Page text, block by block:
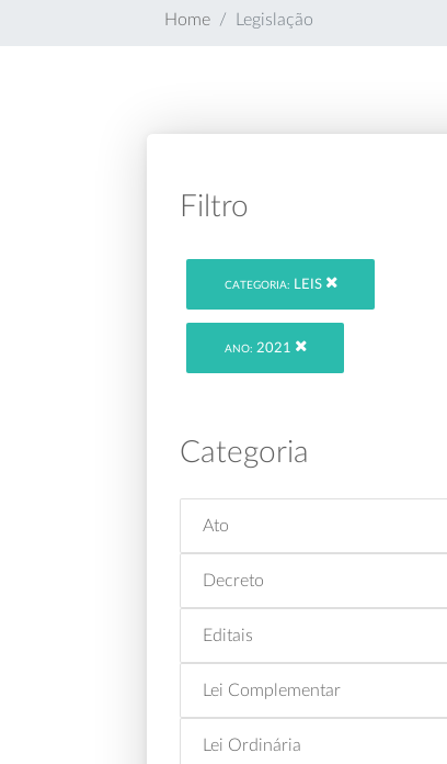
Home Legislação
Filtro
CATEGORIA: LEIS
ANO: 2021
Categoria
Ato
Decreto
Editais
Lei Complementar
Lei Ordinária